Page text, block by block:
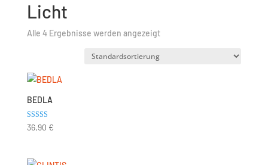
Licht
Alle 4 Ergebnisse werden angezeigt
BEDLA
Bewertet mit
5.00
36,90 €